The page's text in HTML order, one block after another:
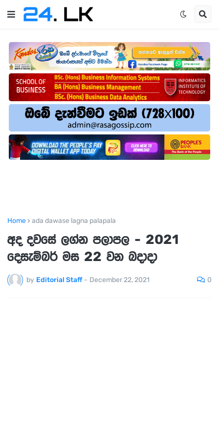
Home ada dawase lagna palapala
අද දවසේ ලග්න පලාපල - 2021
දෙසැම්බර් මස 22 වන බදාදා
by Editorial Staff - December 22, 2021 0